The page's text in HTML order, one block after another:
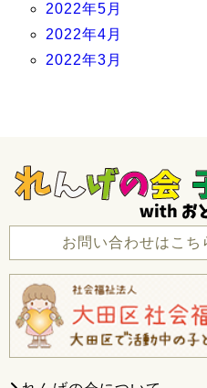
2022年5月
2022年4月
2022年3月
お問い合わせはこち